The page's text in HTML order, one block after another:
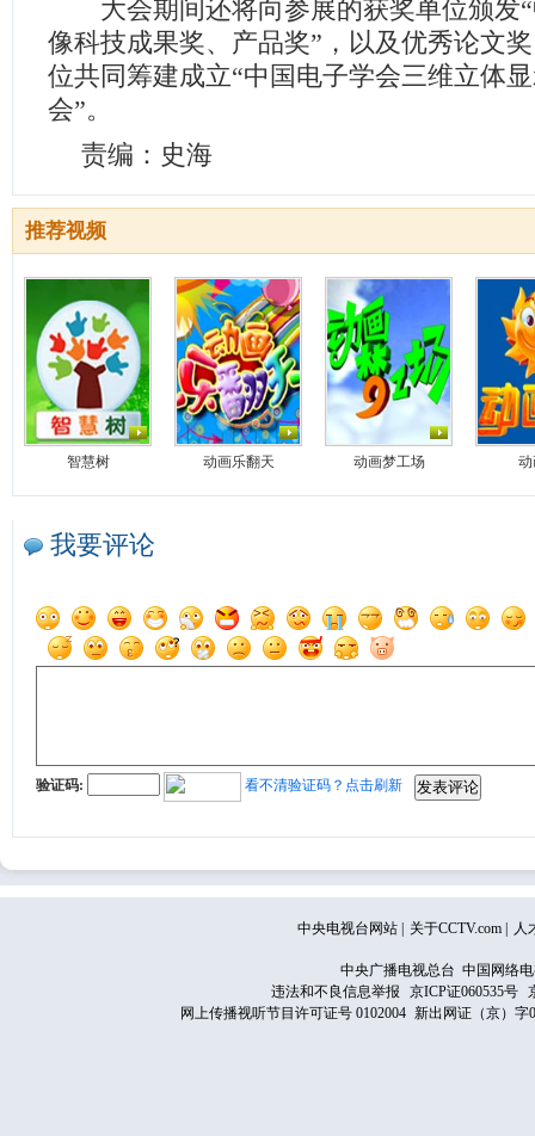
大会期间还将向参展的获奖单位颁发“
像科技成果奖、产品奖”，以及优秀论文
位共同筹建成立“中国电子学会三维立体
会”。
责编：史海
推荐视频
智慧树 动画乐翻天 动画梦工场 动
我要评论
验证码: 看不清验证码？点击刷新
中央电视台网站 关于CCTV.com 人
中央广播电视总台 中国网络
违法和不良信息举报
京ICP证060535号
网上传播视听节目许可证号 0102004 新出网证（京）